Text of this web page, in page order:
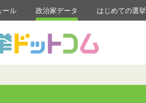
ール 政治家データ はじめての選挙